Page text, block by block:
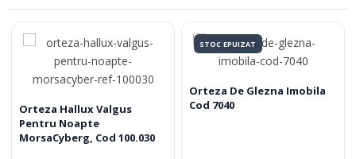
Orteza Hallux Valgus
Pentru Noapte
MorsaCyberg, Cod 100.030
STOC EPUIZAT
Orteza De Glezna Imobila
Cod 7040